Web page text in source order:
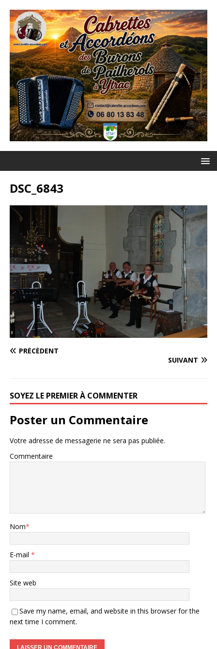
DSC_6843
PRÉCÉDENT
SUIVANT
SOYEZ LE PREMIER À COMMENTER
Poster un Commentaire
Votre adresse de messagerie ne sera pas publiée.
Commentaire
Nom*
E-mail *
Site web
Save my name, email, and website in this browser for the
next time I comment.